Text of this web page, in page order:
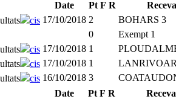
Date Pt F R
cis 17/10/2018 2 BOHARS 3
0 Exempt 1
cis 17/10/2018 1
cis 17/10/2018 1
cis 16/10/2018 3
Date Pt F R